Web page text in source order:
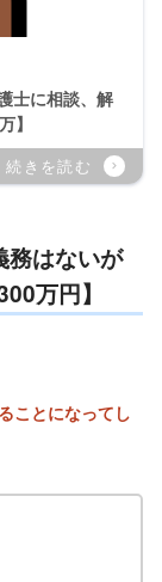
士に相談、解
】
務はないが
万円】
ことになってし